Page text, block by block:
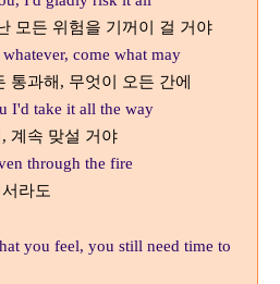
모든 위험을 기꺼이 걸 거야
come what may
통과해, 무엇이 오든 간에
I'd take it all the way
, 계속 맞설 거야
through the fire
라도
you feel, you still need time to